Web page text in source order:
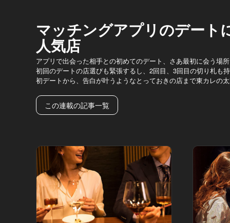
マッチングアプリのデート
人気店
アプリで出会った相手との初めてのデート、さあ最初に会う場
初回のデートの店選びも緊張するし、2回目、3回目の切り札も
初デートから、告白が叶うようなとっておきの店まで東カレの
この連載の記事一覧